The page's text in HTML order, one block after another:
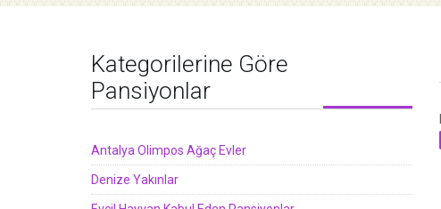
Kategorilerine Göre
Pansiyonlar
Antalya Olimpos Ağaç Evler
Denize Yakınlar